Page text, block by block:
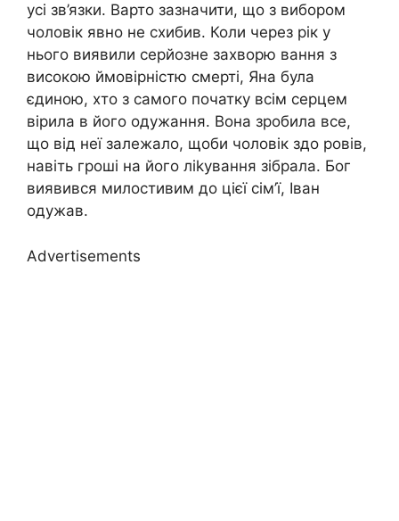
усі зв’язки. Варто зазначити, що з вибором
чоловік явно не схибив. Коли через рік у
нього виявили серйозне захворю вання з
високою ймовірністю смерті, Яна була
єдиною, хто з самого початку всім серцем
вірила в його одужання. Вона зробила все,
що від неї залежало, щоби чоловік здо ровів,
навіть гроші на його ліkування зібрала. Бог
виявився милостивим до цієї сім’ї, Іван
одужав.
Advertisements